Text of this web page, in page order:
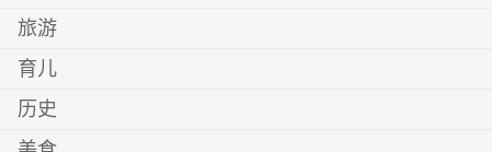
旅游
育儿
历史